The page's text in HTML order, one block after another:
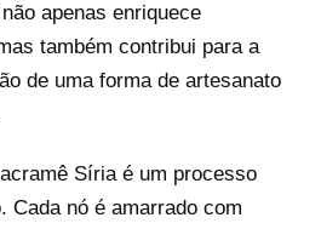
apenas enriquece
também contribui para a
de uma forma de artesanato
Síria é um processo
Cada nó é amarrado com